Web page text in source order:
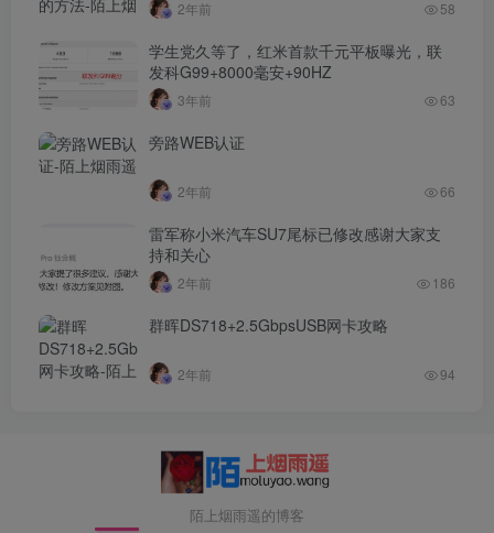
2年前 58
学生党久等了，红米首款千元平板曝光，联
发科G99+8000毫安+90HZ
3年前 63
旁路WEB认证
2年前 66
雷军称小米汽车SU7尾标已修改感谢大家支
持和关心
2年前 186
群晖DS718+2.5GbpsUSB网卡攻略
2年前 94
陌上烟雨遥的博客